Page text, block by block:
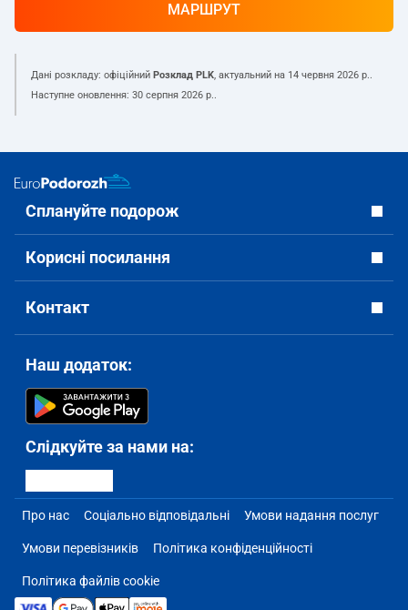
МАРШРУТ
Дані розкладу: офіційний Розклад PLK, актуальний на 14 червня 2026 р..
Наступне оновлення: 30 серпня 2026 р..
Сплануйте подорож
Корисні посилання
Контакт
Наш додаток:
Слідкуйте за нами на:
Про нас Соціально відповідальні Умови надання послуг
Умови перевізників Політика конфіденційності
Політика файлів cookie